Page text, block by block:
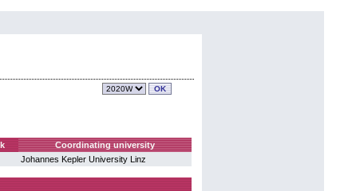
Coordinating university
Johannes Kepler University Linz